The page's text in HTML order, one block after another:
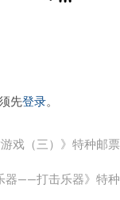
先登录。
戏（三）》特种邮票
器——打击乐器》特